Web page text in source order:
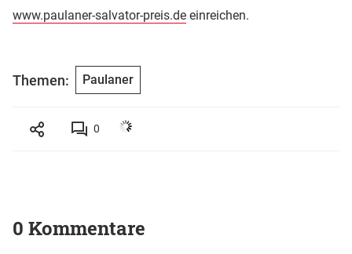
www.paulaner-salvator-preis.de einreichen.
Themen: Paulaner
0
0 Kommentare